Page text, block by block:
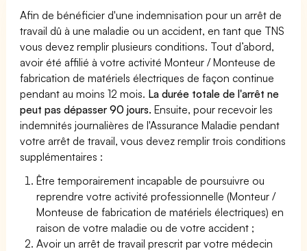
Afin de bénéficier d'une indemnisation pour un arrêt de
travail dû à une maladie ou un accident, en tant que TNS
vous devez remplir plusieurs conditions. Tout d’abord,
avoir été affilié à votre activité Monteur / Monteuse de
fabrication de matériels électriques de façon continue
pendant au moins 12 mois. La durée totale de l'arrêt ne
peut pas dépasser 90 jours. Ensuite, pour recevoir les
indemnités journalières de l'Assurance Maladie pendant
votre arrêt de travail, vous devez remplir trois conditions
supplémentaires :
Être temporairement incapable de poursuivre ou
reprendre votre activité professionnelle (Monteur /
Monteuse de fabrication de matériels électriques) en
raison de votre maladie ou de votre accident ;
Avoir un arrêt de travail prescrit par votre médecin